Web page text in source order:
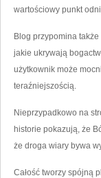
wartościowy punkt
Blog przypomina
jakie ukrywają
użytkownik może
teraźniejszością.
Nieprzypadkowo na
historie pokazują, że
że droga wiary bywa
Całość tworzy spójną